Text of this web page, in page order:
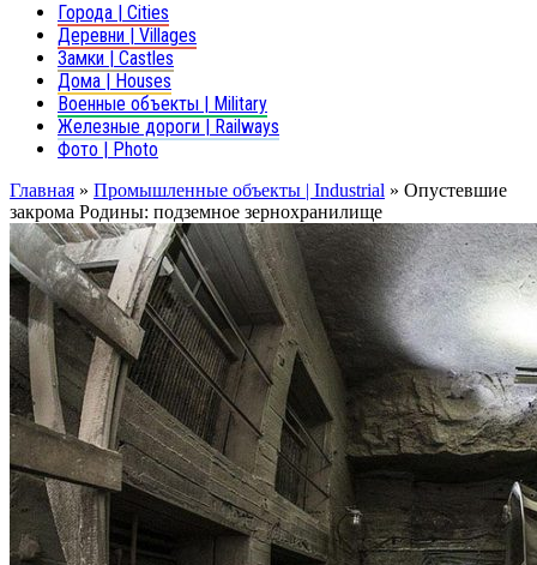
Города | Cities
Деревни | Villages
Замки | Castles
Дома | Houses
Военные объекты | Military
Железные дороги | Railways
Фото | Photo
Главная » Промышленные объекты | Industrial » Опустевшие
закрома Родины: подземное зернохранилище